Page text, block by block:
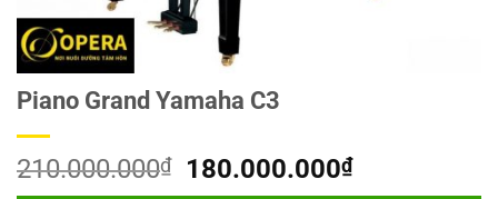
Piano Grand Yamaha C3
210.000.000₫
Giá
180.000.000₫Giá